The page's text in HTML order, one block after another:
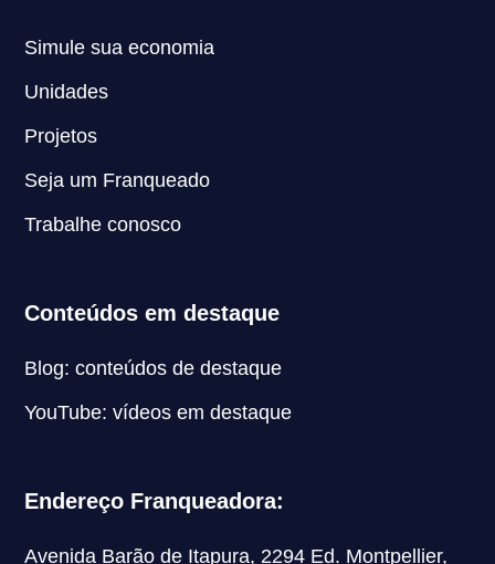
Simule sua economia
Unidades
Projetos
Seja um Franqueado
Trabalhe conosco
Conteúdos em destaque
Blog: conteúdos de destaque
YouTube: vídeos em destaque
Endereço Franqueadora:
Avenida Barão de Itapura, 2294 Ed. Montpellier,